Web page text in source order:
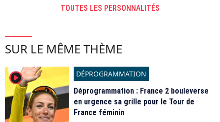
TOUTES LES PERSONNALITÉS
SUR LE MÊME THÈME
player2
DÉPROGRAMMATION
Déprogrammation : France 2 bouleverse
en urgence sa grille pour le Tour de
France féminin